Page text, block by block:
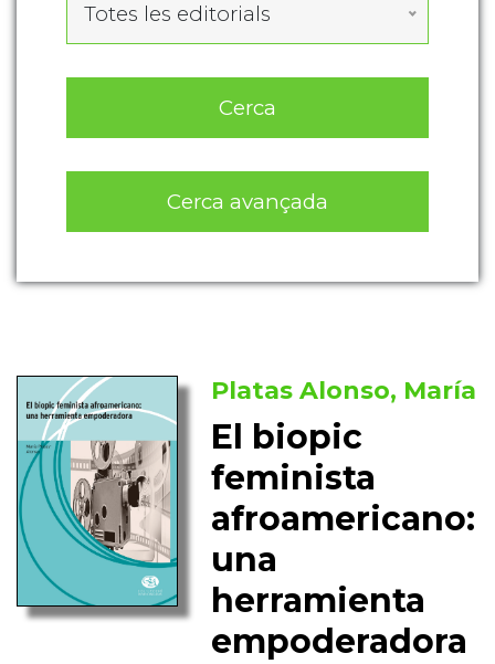
Totes les editorials
Cerca
Cerca avançada
Platas Alonso, María
El biopic
feminista
afroamericano:
una
herramienta
empoderadora